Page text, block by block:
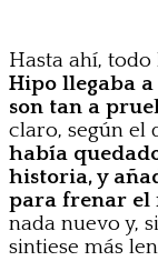
Hasta ahí,
Hipo llegaba
son tan a
claro, según el
había
historia, y
para frenar
nada nuevo y,
sintiese más